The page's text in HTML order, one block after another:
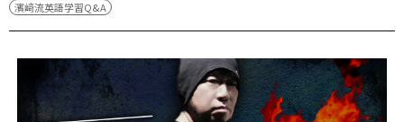
濱﨑流英語学習Q&A